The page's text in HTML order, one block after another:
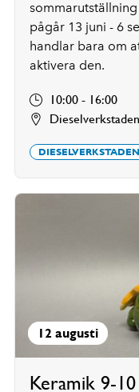
pågår 13 juni - 6
handlar bara om
aktivera den.
10:00 - 16:00
Dieselverkstaden
DIESELVERKSTADEN
12 augusti
Keramik 9-